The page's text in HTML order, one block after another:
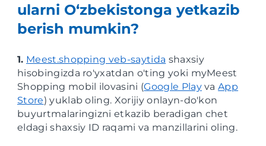
ularni O‘zbekistonga yetkazib
berish mumkin?
1. Meest.shopping veb-saytida shaxsiy
hisobingizda ro'yxatdan o'ting yoki myMeest
Shopping mobil ilovasini (Google PlayvaApp
Store) yuklab oling. Xorijiy onlayn-do'kon
buyurtmalaringizni etkazib beradigan chet
eldagi shaxsiy ID raqami va manzillarini oling.